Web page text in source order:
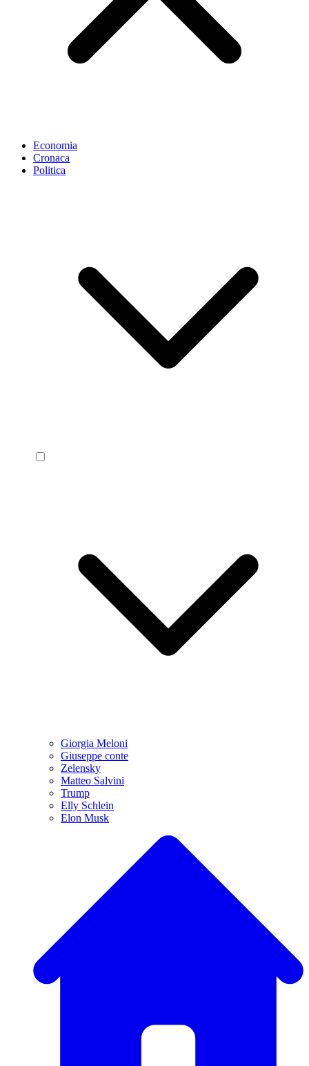
Economia
Cronaca
Politica
Giorgia Meloni
Giuseppe conte
Zelensky
Matteo Salvini
Trump
Elly Schlein
Elon Musk